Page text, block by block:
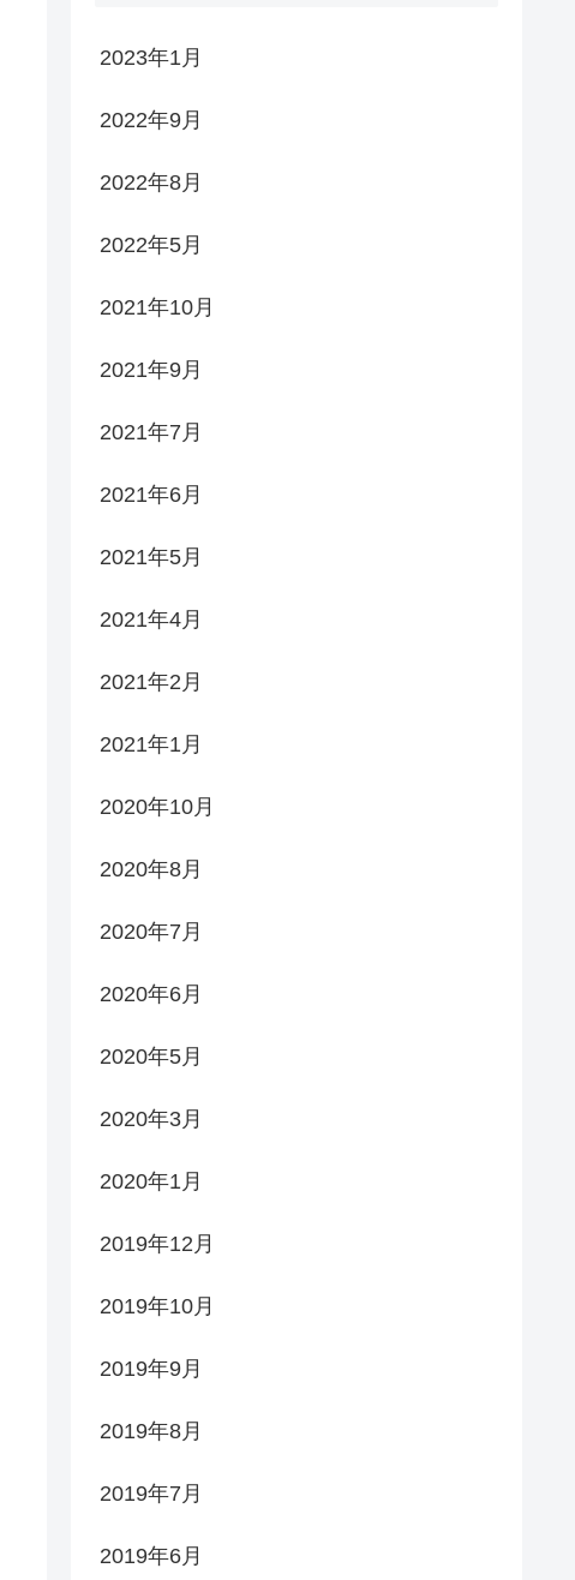
2023年1月
2022年9月
2022年8月
2022年5月
2021年10月
2021年9月
2021年7月
2021年6月
2021年5月
2021年4月
2021年2月
2021年1月
2020年10月
2020年8月
2020年7月
2020年6月
2020年5月
2020年3月
2020年1月
2019年12月
2019年10月
2019年9月
2019年8月
2019年7月
2019年6月